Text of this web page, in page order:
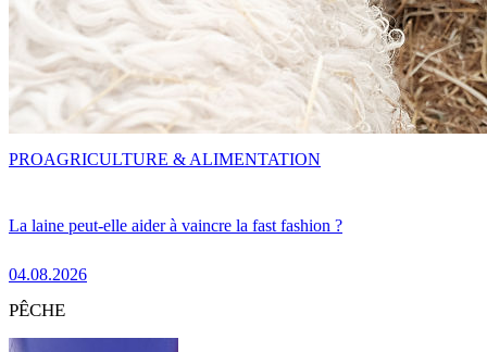
La laine peut-elle aider à vaincre la fast fashion ?
04.08.2026
PROAGRICULTURE & ALIMENTATION
PÊCHE